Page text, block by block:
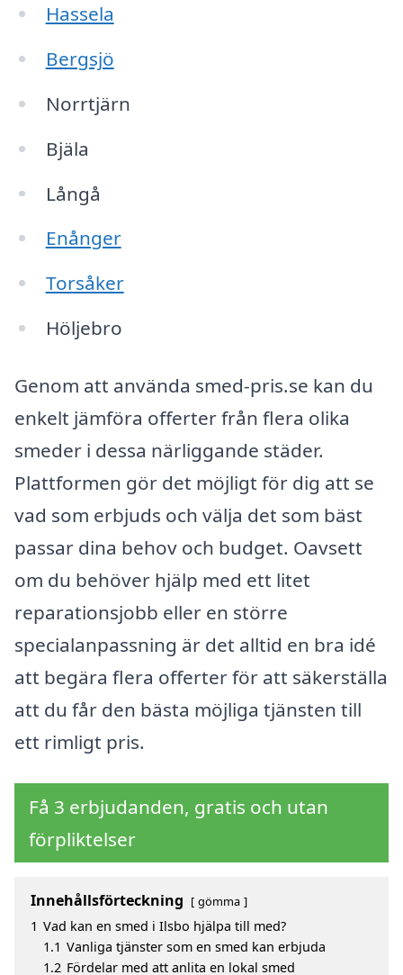
Hassela
Bergsjö
Norrtjärn
Bjäla
Långå
Enånger
Torsåker
Höljebro
Genom att använda smed-pris.se kan du
enkelt jämföra offerter från flera olika
smeder i dessa närliggande städer.
Plattformen gör det möjligt för dig att se
vad som erbjuds och välja det som bäst
passar dina behov och budget. Oavsett
om du behöver hjälp med ett litet
reparationsjobb eller en större
specialanpassning är det alltid en bra idé
att begära flera offerter för att säkerställa
att du får den bästa möjliga tjänsten till
ett rimligt pris.
Få 3 erbjudanden, gratis och utan
förpliktelser
Innehållsförteckning gömma
1 Vad kan en smed i Ilsbo hjälpa till med?
1.1 Vanliga tjänster som en smed kan erbjuda
1.2 Fördelar med att anlita en lokal smed